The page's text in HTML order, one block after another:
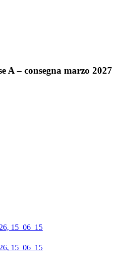
A – consegna marzo 2027